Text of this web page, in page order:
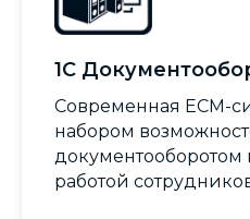
1С
Современная ECM-
набором
документооборотом
работой